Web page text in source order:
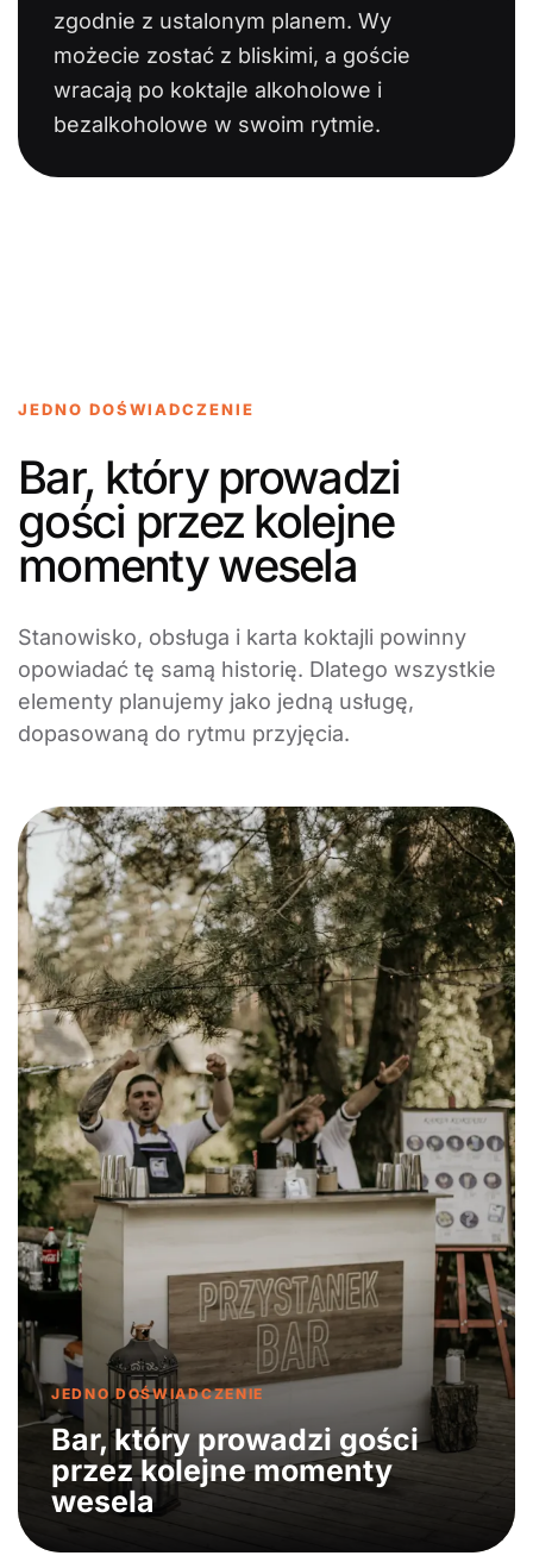
zgodnie z ustalonym planem. Wy
możecie zostać z bliskimi, a goście
wracają po koktajle alkoholowe i
bezalkoholowe w swoim rytmie.
JEDNO DOŚWIADCZENIE
Bar, który prowadzi
gości przez kolejne
momenty wesela
Stanowisko, obsługa i karta koktajli powinny
opowiadać tę samą historię. Dlatego wszystkie
elementy planujemy jako jedną usługę,
dopasowaną do rytmu przyjęcia.
JEDNO DOŚWIADCZENIE
Bar, który prowadzi gości
przez kolejne momenty
wesela